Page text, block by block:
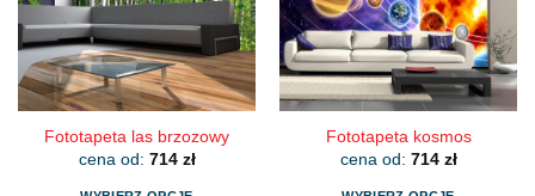
na
stronie
produktu
wybrać
na
stronie
produktu
Fototapeta las brzozowy
cena od: 714 zł
Fototapeta kosmos
cena od: 714 zł